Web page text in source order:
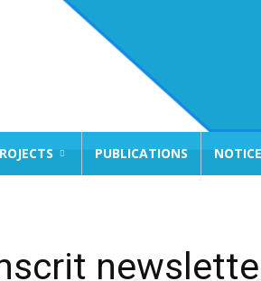
PUBLICATIONS NOTICE